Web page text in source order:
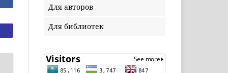
Для авторов
Для библиотек